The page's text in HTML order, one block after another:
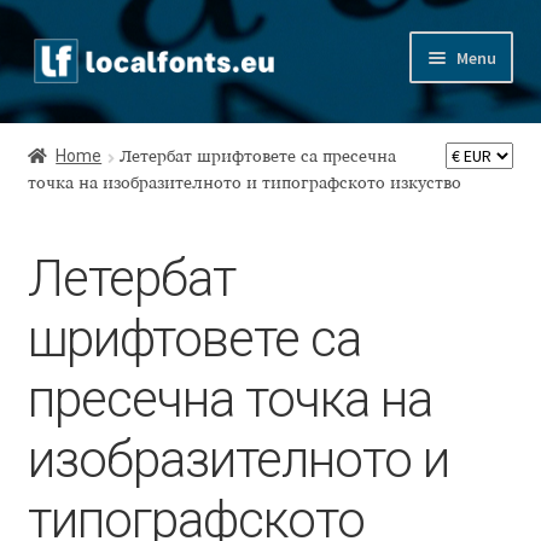
Skip
to
navigation
Skip
to
content
Menu
Home
Apostrophic Labs License
Appendix Handwritten Cyrillic Free Fonts
Asia – languages and writing systems
Authors
Home
Летербат шрифтовете са пресечна
точка на изобразителното и типографското изкуство
Летербат
шрифтовете са
пресечна точка на
изобразителното и
типографското